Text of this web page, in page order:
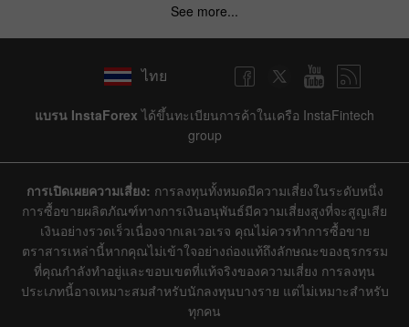
See more...
ไทย
แบรน InstaForex ได้ขึ้นทะเบียนการค้าในเครือ InstaFintech
group
การเปิดเผยความเสี่ยง: การลงทุนทั้งหมดมีความเสี่ยงในระดับหนึ่ง
การซื้อขายผลิตภัณฑ์ทางการเงินอนุพันธ์มีความเสี่ยงสูงที่จะสูญเสีย
เงินอย่างรวดเร็วเนื่องจากเลเวอเรจ คุณไม่ควรทำการซื้อขาย
ตราสารเหล่านี้หากคุณไม่เข้าใจอย่างถ่องแท้ถึงลักษณะของธุรกรรม
ที่คุณกำลังทำอยู่และขอบเขตที่แท้จริงของความเสี่ยง การลงทุน
ประเภทนี้อาจเหมาะสมสำหรับนักลงทุนบางราย แต่ไม่เหมาะสำหรับ
ทุกคน